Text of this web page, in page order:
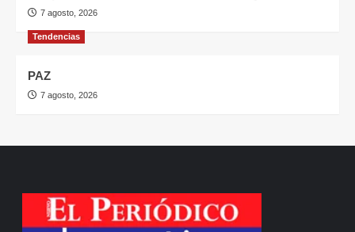
7 agosto, 2026
Tendencias
PAZ
7 agosto, 2026